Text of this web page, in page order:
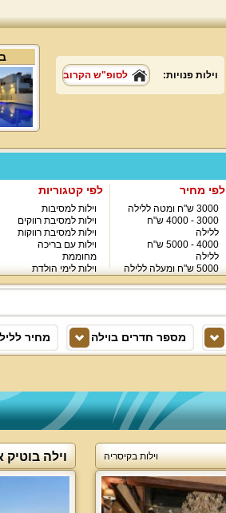
וילות פנויות: לסופ"ש הקרוב
לפי מחיר
3000 ש"ח ומטה ללילה
3000 - 4000 ש"ח
ללילה
4000 - 5000 ש"ח
ללילה
5000 ש"ח ומעלה ללילה
לפי קטגוריות
וילות למסיבות
וילות למסיבת רווקים
וילות למסיבת רווקות
וילות עם בריכה
מחוממת
וילות לימי הולדת
מספר חדרים בוילה מחיר
וילות בקיסריה וילה